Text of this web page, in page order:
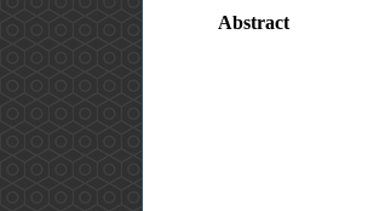
Abstract